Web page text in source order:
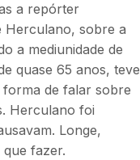
a repórter
Herculano, sobre a
a mediunidade de
quase 65 anos, teve
forma de falar sobre
Herculano foi
Longe,
fazer.